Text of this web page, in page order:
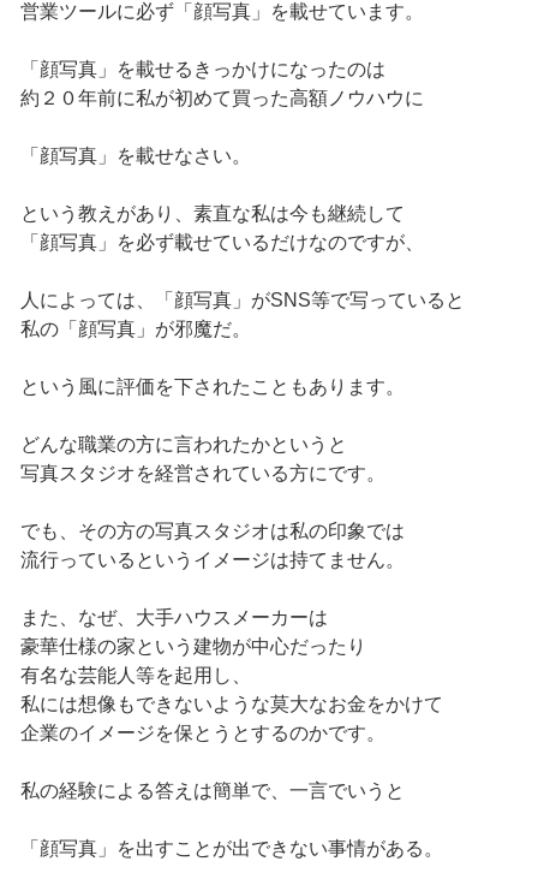
営業ツールに必ず「顔写真」を載せています。
「顔写真」を載せるきっかけになったのは
約２０年前に私が初めて買った高額ノウハウに
「顔写真」を載せなさい。
という教えがあり、素直な私は今も継続して
「顔写真」を必ず載せているだけなのですが、
人によっては、「顔写真」がSNS等で写っていると
私の「顔写真」が邪魔だ。
という風に評価を下されたこともあります。
どんな職業の方に言われたかというと
写真スタジオを経営されている方にです。
でも、その方の写真スタジオは私の印象では
流行っているというイメージは持てません。
また、なぜ、大手ハウスメーカーは
豪華仕様の家という建物が中心だったり
有名な芸能人等を起用し、
私には想像もできないような莫大なお金をかけて
企業のイメージを保とうとするのかです。
私の経験による答えは簡単で、一言でいうと
「顔写真」を出すことが出できない事情がある。